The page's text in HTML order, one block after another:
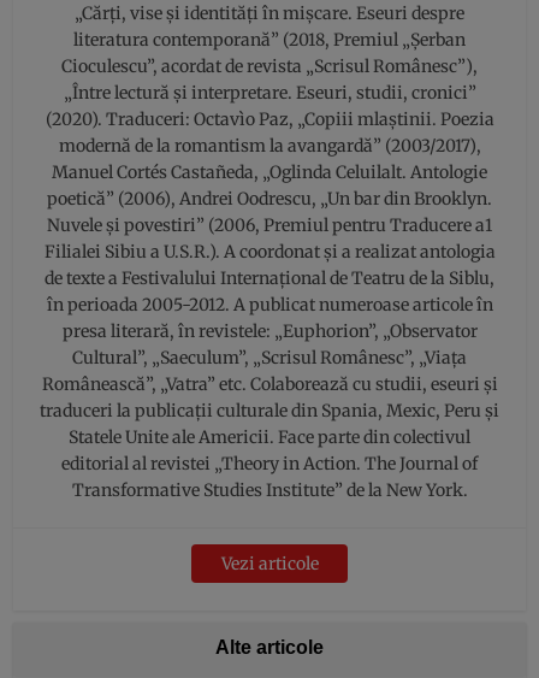
„Cărți, vise și identități în mișcare. Eseuri despre
literatura contemporană” (2018, Premiul „Șerban
Cioculescu”, acordat de revista „Scrisul Românesc”),
„Între lectură și interpretare. Eseuri, studii, cronici”
(2020). Traduceri: Octavìo Paz, „Copiii mlaștinii. Poezia
modernă de la romantism la avangardă” (2003/2017),
Manuel Cortés Castañeda, „Oglinda Celuilalt. Antologie
poetică” (2006), Andrei Oodrescu, „Un bar din Brooklyn.
Nuvele şi povestiri” (2006, Premiul pentru Traducere a1
Filialei Sibiu a U.S.R.). A coordonat şi a realizat antologia
de texte a Festivalului Internațional de Teatru de la Siblu,
în perioada 2005-2012. A publicat numeroase articole în
presa literară, în revistele: „Euphorion”, „Observator
Cultural”, „Saeculum”, „Scrisul Românesc”, „Viața
Românească”, „Vatra” etc. Colaborează cu studii, eseuri şi
traduceri la publicații culturale din Spania, Mexic, Peru şi
Statele Unite ale Americii. Face parte din colectivul
editorial al revistei „Theory in Action. The Journal of
Transformative Studies Institute” de la New York.
Vezi articole
Alte articole